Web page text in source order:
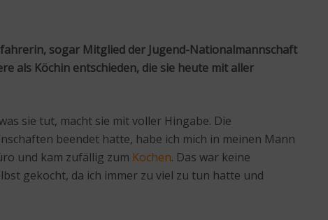
sogar Mitglied der Jugend-Nationalmannschaft
als Köchin entschieden, die sie heute mit aller
sie tut, macht sie mit voller Hingabe. Die
beendet hatte, habe ich mich in meinen Mann
und kam zufällig zum Kochen. Das war keine
gekocht, da ich immer zu viel zu tun hatte und